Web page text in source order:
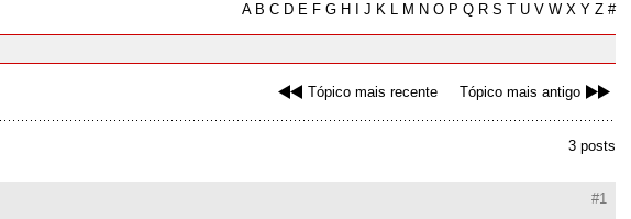
AB C D E F G H J K L M N O P Q R S T U V W X Y Z #
Tópico mais recente Tópico mais antigo
3 posts
#1